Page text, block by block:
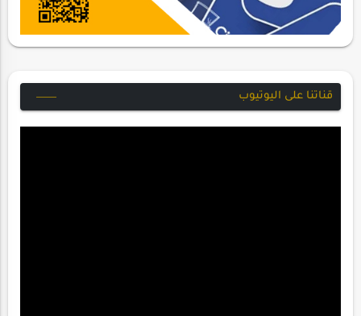
قناتنا على اليوتيوب